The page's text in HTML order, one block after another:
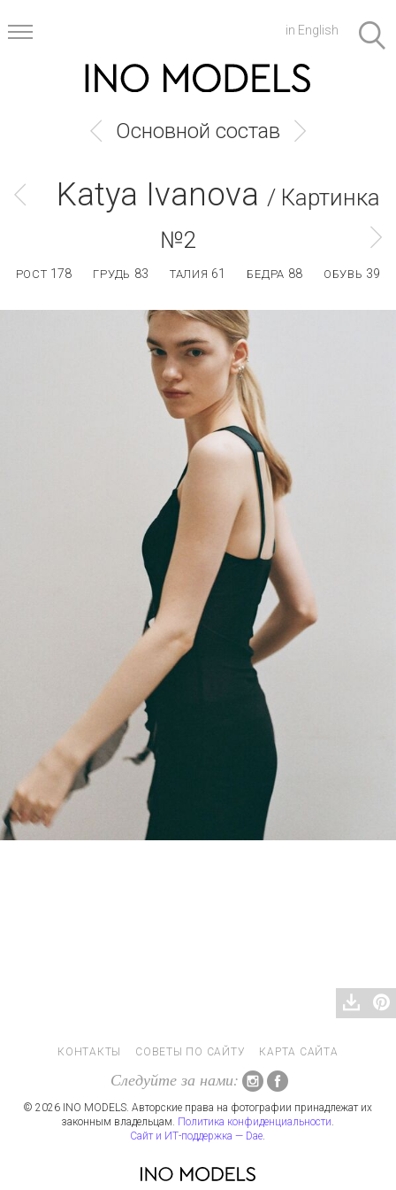
in English
Основной состав
Katya Ivanova / Картинка
№2
РОСТ 178 ГРУДЬ 83 ТАЛИЯ 61 БЕДРА 88 ОБУВЬ 39
КОНТАКТЫ СОВЕТЫ ПО САЙТУ КАРТА САЙТА
Следуйте за нами:
© 2026 INO MODELS. Авторские права на фотографии принадлежат их
законным владельцам. Политика конфиденциальности.
Сайт и ИТ-поддержка — Dae.